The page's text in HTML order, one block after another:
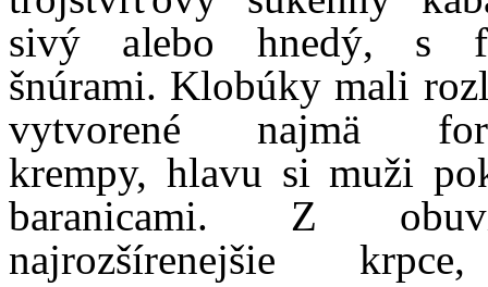
sivý alebo hnedý, s
šnúrami. Klobúky mali
vytvorené najmä
krempy, hlavu si muži
baranicami. Z
najrozšírenejšie